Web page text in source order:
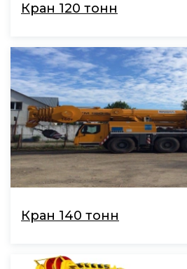
Кран 120 тонн
Кран 140 тонн